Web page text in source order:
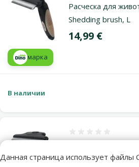
Данная страница использует файлы
Расческа для
Shedding brush, L
Цена
14,99 €
марка
В наличии
Shedding brush, XL